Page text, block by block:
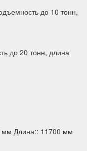
до 10 тонн,
до 20 тонн, длина
мм Длина:: 11700 мм